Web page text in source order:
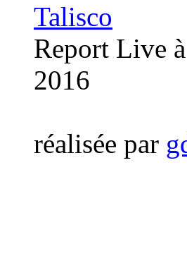
Talisco
Report Live
2016
réalisée par